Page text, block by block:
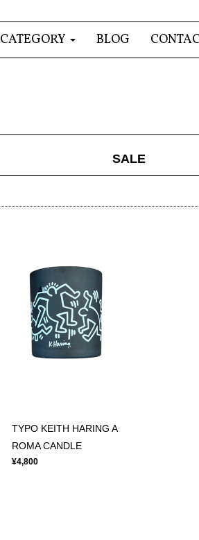
CATEGORY BLOG
SALE
TYPO KEITH HARING A
ROMA CANDLE
¥4,800